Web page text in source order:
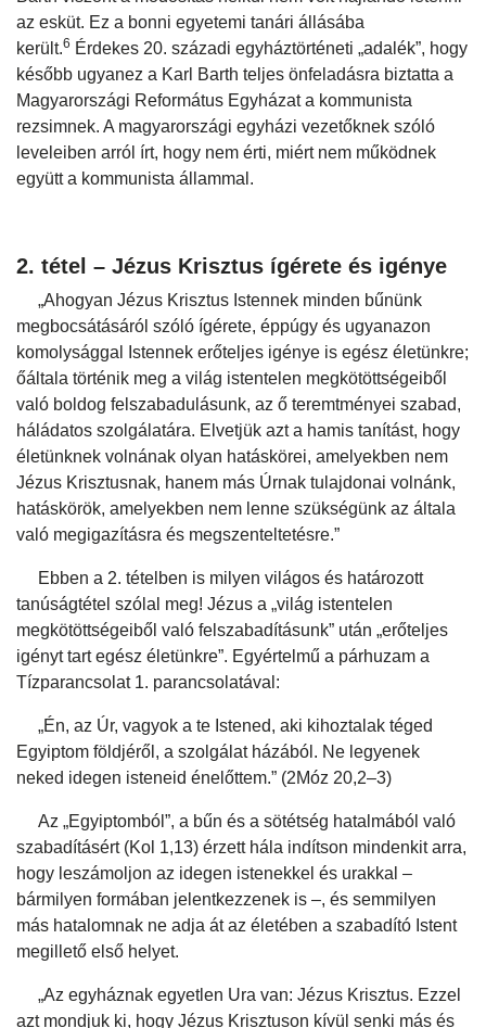
az esküt. Ez a bonni egyetemi tanári állásába
került.6 Érdekes 20. századi egyháztörténeti „adalék”, hogy
később ugyanez a Karl Barth teljes önfeladásra biztatta a
Magyarországi Református Egyházat a kommunista
rezsimnek. A magyarországi egyházi vezetőknek szóló
leveleiben arról írt, hogy nem érti, miért nem működnek
együtt a kommunista állammal.
2. tétel – Jézus Krisztus ígérete és igénye
„Ahogyan Jézus Krisztus Istennek minden bűnünk
megbocsátásáról szóló ígérete, éppúgy és ugyanazon
komolysággal Istennek erőteljes igénye is egész életünkre;
őáltala történik meg a világ istentelen megkötöttségeiből
való boldog felszabadulásunk, az ő teremtményei szabad,
háládatos szolgálatára. Elvetjük azt a hamis tanítást, hogy
életünknek volnának olyan hatáskörei, amelyekben nem
Jézus Krisztusnak, hanem más Úrnak tulajdonai volnánk,
hatáskörök, amelyekben nem lenne szükségünk az általa
való megigazításra és megszenteltetésre.”
Ebben a 2. tételben is milyen világos és határozott
tanúságtétel szólal meg! Jézus a „világ istentelen
megkötöttségeiből való felszabadításunk” után „erőteljes
igényt tart egész életünkre”. Egyértelmű a párhuzam a
Tízparancsolat 1. parancsolatával:
„Én, az Úr, vagyok a te Istened, aki kihoztalak téged
Egyiptom földjéről, a szolgálat házából. Ne legyenek
neked idegen isteneid énelőttem.” (2Móz 20,2–3)
Az „Egyiptomból”, a bűn és a sötétség hatalmából való
szabadításért (Kol 1,13) érzett hála indítson mindenkit arra,
hogy leszámoljon az idegen istenekkel és urakkal –
bármilyen formában jelentkezzenek is –, és semmilyen
más hatalomnak ne adja át az életében a szabadító Istent
megillető első helyet.
„Az egyháznak egyetlen Ura van: Jézus Krisztus. Ezzel
azt mondjuk ki, hogy Jézus Krisztuson kívül senki más és